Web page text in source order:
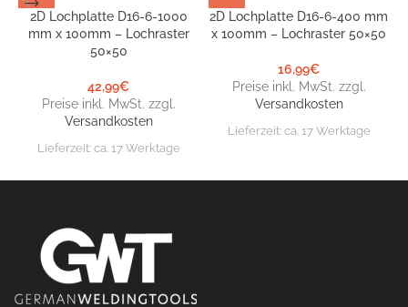
2D Lochplatte D16-6-1000
mm x 100mm – Lochraster
50×50
42,99€
Preise inkl. MwSt. zzgl.
Versandkosten
Lieferzeit: ca. 17 Werktage
2D Lochplatte D16-6-400 mm
x 100mm – Lochraster 50×50
16,99€
Preise inkl. MwSt. zzgl.
Versandkosten
Lieferzeit: ca. 17 Werktage